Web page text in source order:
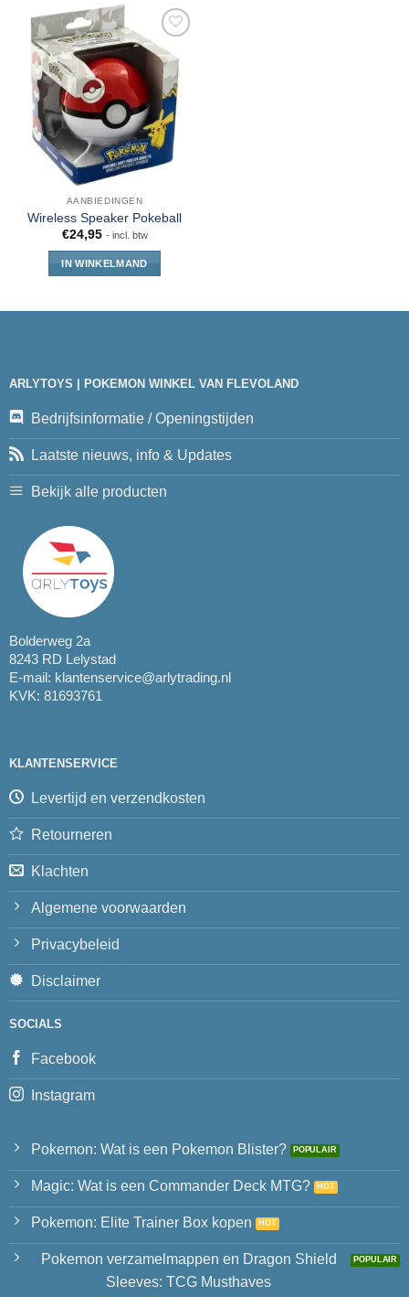
AANBIEDINGEN
Wireless Speaker Pokeball
€24,95 - incl. btw
IN WINKELMAND
ARLYTOYS | POKEMON WINKEL VAN FLEVOLAND
Bedrijfsinformatie / Openingstijden
Laatste nieuws, info & Updates
Bekijk alle producten
Bolderweg 2a
8243 RD Lelystad
E-mail: klantenservice@arlytrading.nl
KVK: 81693761
KLANTENSERVICE
Levertijd en verzendkosten
Retourneren
Klachten
Algemene voorwaarden
Privacybeleid
Disclaimer
SOCIALS
Facebook
Instagram
Pokemon: Wat is een Pokemon Blister?
Magic: Wat is een Commander Deck MTG?
Pokemon: Elite Trainer Box kopen
Pokemon verzamelmappen en Dragon Shield
Sleeves: TCG Musthaves